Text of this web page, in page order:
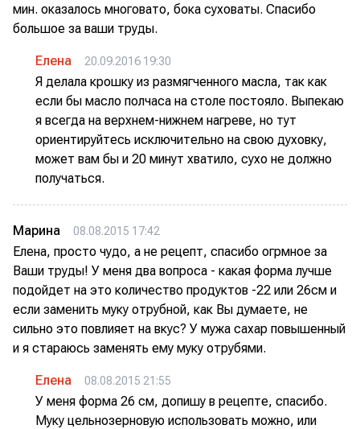
мин. оказалось многовато, бока суховаты. Спасибо
большое за ваши труды.
Елена 20.09.2016 19:30
Я делала крошку из размягченного масла, так как
если бы масло полчаса на столе постояло. Выпекаю
я всегда на верхнем-нижнем нагреве, но тут
ориентируйтесь исключительно на свою духовку,
может вам бы и 20 минут хватило, сухо не должно
получаться.
Марина 08.08.2015 17:42
Елена, просто чудо, а не рецепт, спасибо огрмное за
Ваши труды! У меня два вопроса - какая форма лучше
подойдет на это количество продуктов -22 или 26см и
если заменить муку отрубной, как Вы думаете, не
сильно это повлияет на вкус? У мужа сахар повышенный
и я стараюсь заменять ему муку отрубями.
Елена 08.08.2015 21:55
У меня форма 26 см, допишу в рецепте, спасибо.
Муку цельнозерновую использовать можно, или